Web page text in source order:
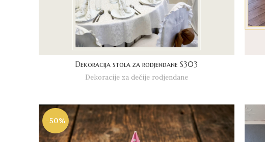
Dekoracija stola za rodjendane S303
Dekoracije za dečije rodjendane
-50%